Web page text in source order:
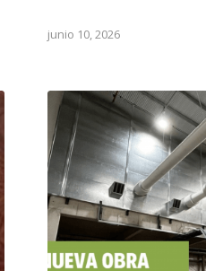
junio 10, 2026